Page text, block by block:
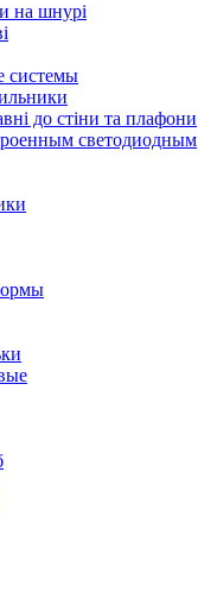
на шнурі
системы
до стіни та плафони
светодиодным